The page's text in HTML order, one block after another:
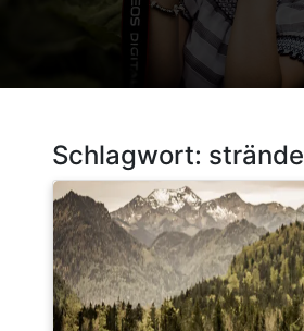
Schlagwort: strände